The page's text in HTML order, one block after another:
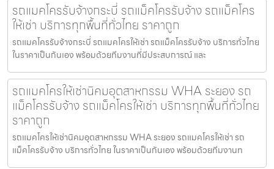
รถแมคโครรับจ้างกระบี่ รถแม็คโครรับจ้าง รถแม็คโคร
ให้เช่า บริการทุกพื้นที่ทั่วไทย ราคาถูก
รถแมคโครรับจ้างกระบี่ รถแมคโครให้เช่า รถแม็คโครรับจ้าง บริการทั่วไทย
ในราคาเป็นกันเอง พร้อมด้วยทีมงานที่มีประสบการณ์ และ
รถแมคโครให้เช่านิคมอุตสาหกรรม WHA ระยอง รถ
แม็คโครรับจ้าง รถแม็คโครให้เช่า บริการทุกพื้นที่ทั่วไทย
ราคาถูก
รถแมคโครให้เช่านิคมอุตสาหกรรม WHA ระยอง รถแมคโครให้เช่า รถ
แม็คโครรับจ้าง บริการทั่วไทย ในราคาเป็นกันเอง พร้อมด้วยทีมงานท